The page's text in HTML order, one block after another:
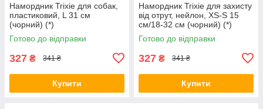
Намордник Trixie для собак,
пластиковий, L 31 см
(чорний) (*)
Готово до відправки
327 ₴ 341 ₴
Купити
Намордник Trixie для захисту
від отрут, нейлон, XS-S 15
см/18-32 см (чорний) (*)
Готово до відправки
327 ₴ 341 ₴
Купити